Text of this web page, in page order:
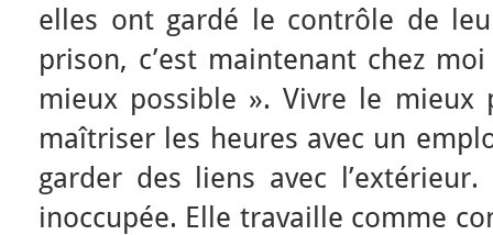
elles ont gardé le contrôle de
prison, c’est maintenant chez
mieux possible ». Vivre le mieux
maîtriser les heures avec un
garder des liens avec
inoccupée. Elle travaille comme